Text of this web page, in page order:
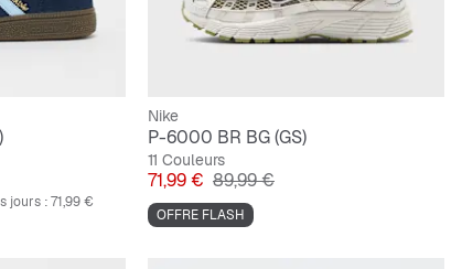
jours :71,99 €
Nike
P-6000 BR BG (GS)
11 Couleurs
Prix
71,99 € Prix original
89,99 €
OFFRE FLASH